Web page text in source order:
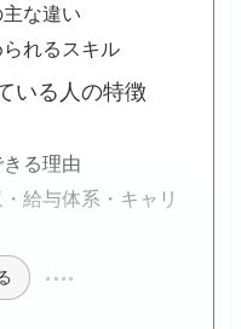
な違い
れるスキル
いる人の特徴
る理由
給与体系・キャリ